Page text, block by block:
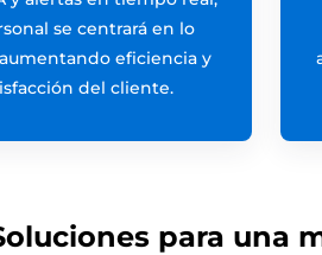
se centrará en lo
eficiencia y
del cliente.
para una